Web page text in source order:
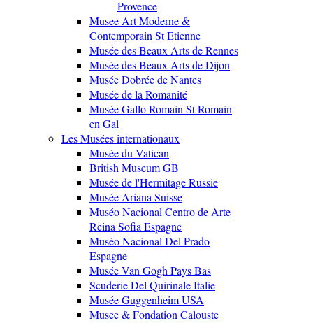
Provence
Musee Art Moderne &
Contemporain St Etienne
Musée des Beaux Arts de Rennes
Musée des Beaux Arts de Dijon
Musée Dobrée de Nantes
Musée de la Romanité
Musée Gallo Romain St Romain
en Gal
Les Musées internationaux
Musée du Vatican
British Museum GB
Musée de l'Hermitage Russie
Musée Ariana Suisse
Muséo Nacional Centro de Arte
Reina Sofia Espagne
Muséo Nacional Del Prado
Espagne
Musée Van Gogh Pays Bas
Scuderie Del Quirinale Italie
Musée Guggenheim USA
Musee & Fondation Calouste